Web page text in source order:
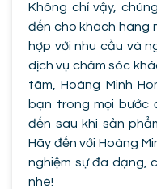
Không chỉ vậy,
đến cho khách hàng
hợp với nhu cầu và
dịch vụ chăm sóc
tâm, Hoàng Minh
bạn trong mọi bước
đến sau khi sản
Hãy đến với Hoàng
nghiệm sự đa dạng,
nhé!